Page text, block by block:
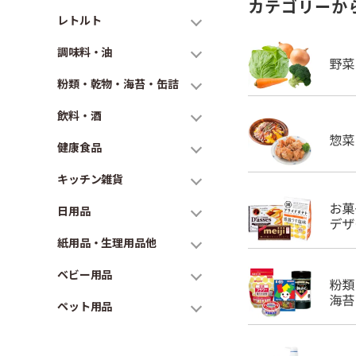
レトルト
調味料・油
粉類・乾物・海苔・缶詰
飲料・酒
健康食品
キッチン雑貨
日用品
紙用品・生理用品他
ベビー用品
ペット用品
カテゴリーか